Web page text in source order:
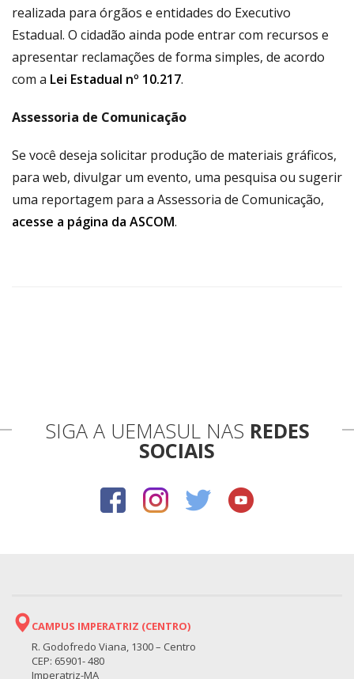
realizada para órgãos e entidades do Executivo
Estadual. O cidadão ainda pode entrar com recursos e
apresentar reclamações de forma simples, de acordo
com a Lei Estadual nº 10.217.
Assessoria de Comunicação
Se você deseja solicitar produção de materiais gráficos,
para web, divulgar um evento, uma pesquisa ou sugerir
uma reportagem para a Assessoria de Comunicação,
acesse a página da ASCOM.
SIGA A UEMASUL NAS REDES
SOCIAIS
CAMPUS IMPERATRIZ (CENTRO)
R. Godofredo Viana, 1300 – Centro
CEP: 65901- 480
Imperatriz-MA